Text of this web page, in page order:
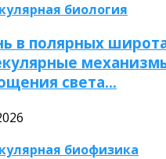
биология
в полярных
света…
биофизика